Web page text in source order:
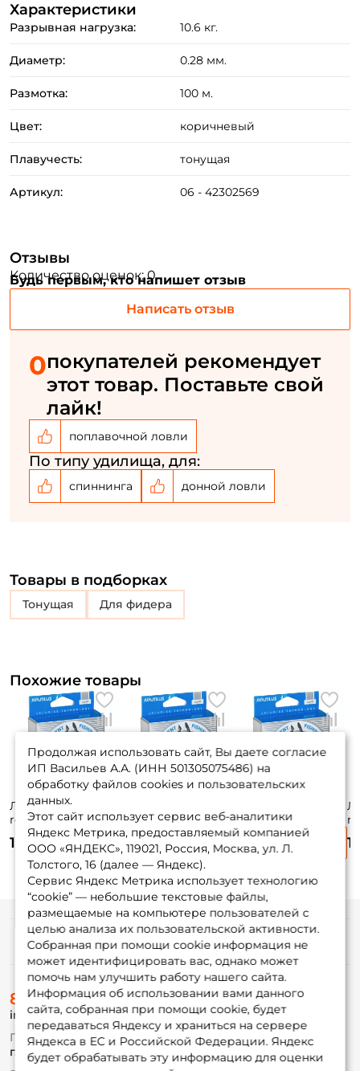
Характеристики
Разрывная нагрузка: 10.6 кг.
Диаметр: 0.28 мм.
Размотка: 100 м.
Цвет: коричневый
Плавучесть: тонущая
Артикул: 06 - 42302569
Отзывы
Количество оценок: 0
Будь первым, кто напишет отзыв
Написать отзыв
0покупателей рекомендует
этот товар. Поставьте свой
лайк!
поплавочной ловли
По типу удилища, для:
спиннинга донной ловли
Товары в подборках
Тонущая для фидера
Похожие товары
Леска Nautilus All
round
0,26мм.,9,4кг, 100м.
clean
175 ₽
round
0,28мм.,10,6кг,
100м. clean
205 ₽
round
0,40мм.,17,1кг, 100м.
clean
175 ₽
Продолжая использовать сайт, Вы даете согласие
ИП Васильев А.А. (ИНН 501305075486) на
обработку файлов cookies и пользовательских
данных.
Этот сайт использует сервис веб-аналитики
Яндекс Метрика, предоставляемый компанией
ООО «ЯНДЕКС», 119021, Россия, Москва, ул. Л.
Толстого, 16 (далее — Яндекс).
Сервис Яндекс Метрика использует технологию
“cookie” — небольшие текстовые файлы,
размещаемые на компьютере пользователей с
целью анализа их пользовательской активности.
Собранная при помощи cookie информация не
может идентифицировать вас, однако может
помочь нам улучшить работу нашего сайта.
Информация об использовании вами данного
сайта, собранная при помощи cookie, будет
передаваться Яндексу и храниться на сервере
Яндекса в ЕС и Российской Федерации. Яндекс
будет обрабатывать эту информацию для оценки
ФИО: *
Номер телефона: *
Заполняя данную форму вы соглашаетесь на обработку
персональных данных
Создать аккаунт
У меня уже есть аккаунт
Информация
О магазине
Доставка
Оплата
Fox-bonus
Гуру
8 (495) 532-77-88
info@foxfishing.ru
По вопросам с заказом
г. Москва, ул. Плеханова д.7